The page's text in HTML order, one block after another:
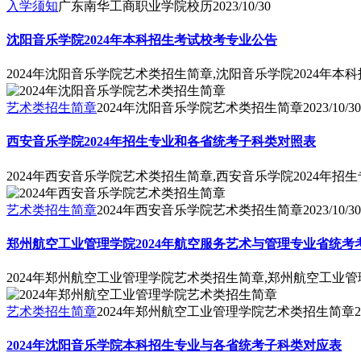
入学须知广东南华工商职业学院校历2023/10/30
沈阳音乐学院2024年本科招生考试校考专业公告
2024年沈阳音乐学院艺术类招生简章,沈阳音乐学院2024年本
艺术类招生简章2024年沈阳音乐学院艺术类招生简章2023/10/30
西安音乐学院2024年招生专业和各省统考子科类对照表
2024年西安音乐学院艺术类招生简章,西安音乐学院2024年招
艺术类招生简章2024年西安音乐学院艺术类招生简章2023/10/30
郑州航空工业管理学院2024年航空服务艺术与管理专业省统考
2024年郑州航空工业管理学院艺术类招生简章,郑州航空工业
艺术类招生简章2024年郑州航空工业管理学院艺术类招生简章
2024年沈阳音乐学院本科招生专业与各省统考子科类对应表